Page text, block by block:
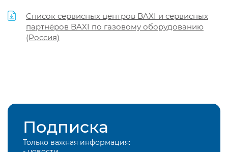
Список сервисных центров BAXI и сервисных
партнёров BAXI по газовому оборудованию
(Россия)
Подписка
Только важная информация: